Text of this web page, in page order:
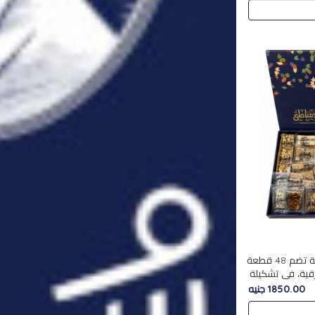
استمتع بتجربة فاخرة مع علبة تضم 48 قطعة
في تشكيلة
1850.00 جنيه